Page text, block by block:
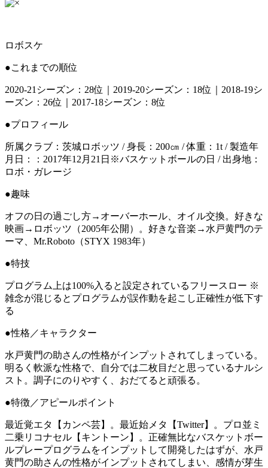
ロボスケ
●これまでの順位
2020-21シーズン：28位｜2019-20シーズン：18位｜2018-19シ
ーズン：26位｜2017-18シーズン：8位
●プロフィール
所属クラブ：茨城ロボッツ / 身長：200㎝ / 体重：1t / 製造年
月日：：2017年12月21日※バスケットボールの日 / 出身地：
ロボ・ガレージ
●趣味
オフの日の過ごし方→オーバーホール、オイル交換。好きな
映画→ロボッツ（2005年公開）。好きな音楽→水戸黄門のテ
ーマ、Mr.Roboto（STYX 1983年）
●特技
プログラム上は100%入ると設定されているフリースロー ※
雑念が混じるとプログラムが誤作動を起こし正確性が低下す
る
●性格／キャラクター
水戸黄門の助さんの性格がインプットされてしまっている。
明るく軟派な性格で、自分では二枚目だと思っているナルシ
スト。調子にのりやすく、おだてると頑張る。
●特徴／アピールポイント
最近覚エタ【カンペ芸】。最近始メタ【Twitter】。プロ並ミ
二乗リコナセル【キントーン】。正確無比なバスケットボー
ルプレープログラムをインプットして開発したはずが、水戸
黄門の助さんの性格がインプットされてしまい、感情が芽生